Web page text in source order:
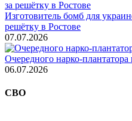
Изготовитель бомб для
решётку в Ростове
07.07.2026
Очередного нарко-
06.07.2026
СВО